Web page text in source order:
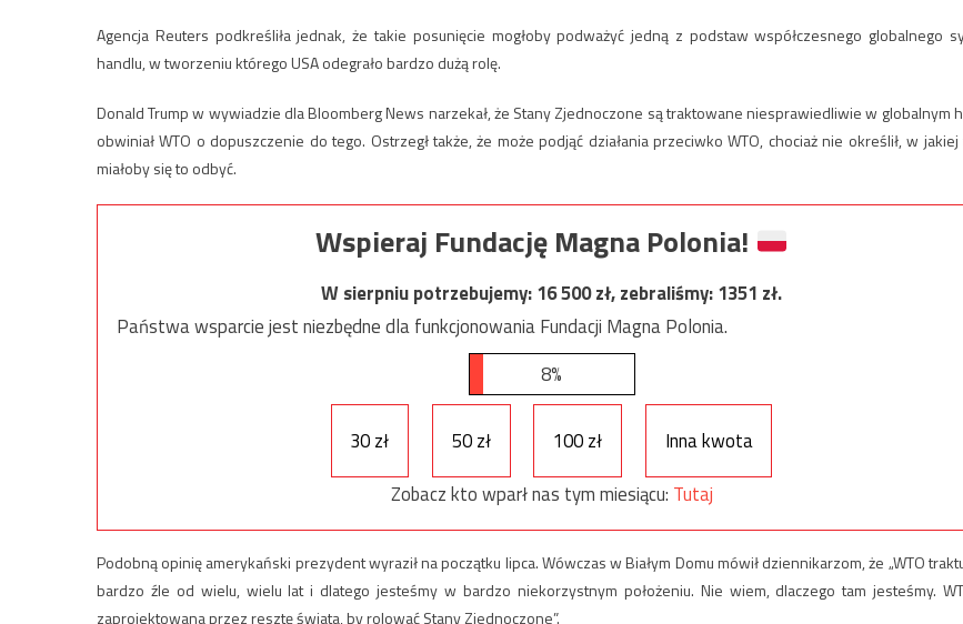
Agencja Reuters podkreśliła jednak, że takie posunięcie mogłoby podważyć jedną z podstaw współczesnego globalnego
handlu, w tworzeniu którego USA odegrało bardzo dużą rolę.
Donald Trump w wywiadzie dla Bloomberg News narzekał, że Stany Zjednoczone są traktowane niesprawiedliwie w globalnym
obwiniał WTO o dopuszczenie do tego. Ostrzegł także, że może podjąć działania przeciwko WTO, chociaż nie określił, w
miałoby się to odbyć.
Wspieraj Fundację Magna Polonia!
W sierpniu potrzebujemy:16 500zł, zebraliśmy:1351 zł.
Państwa wsparcie jest niezbędne dla funkcjonowania Fundacji Magna Polonia.
8%
30 zł 50 zł 100 zł
Inna kwota
Zobacz kto wparł nas tym miesiącu: Tutaj
Podobną opinię amerykański prezydent wyraził na początku lipca. Wówczas w Białym Domu mówił dziennikarzom, że „WTO
bardzo źle od wielu, wielu lat i dlatego jesteśmy w bardzo niekorzystnym położeniu. Nie wiem, dlaczego tam jesteśmy.
zaprojektowana przez resztę świata, by rolować Stany Zjednoczone”.